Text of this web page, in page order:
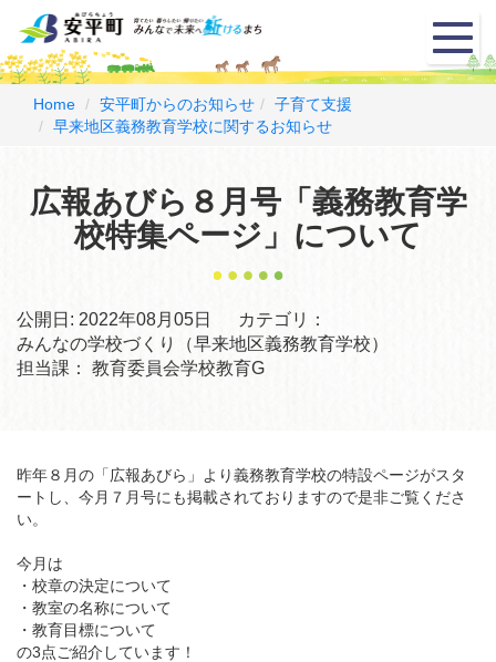
メ
ニ
ュ
Home 安平町からのお知らせ
子育て支援
早来地区義務教育学校に関するお知らせ
広報あびら８月号「義務教育学
校特集ページ」について
公開日: 2022年08月05日
カテゴリ：
みんなの学校づくり（早来地区義務教育学校）
担当課：
教育委員会学校教育G
昨年８月の「広報あびら」より義務教育学校の特設ページがスタ
ートし、今月７月号にも掲載されておりますので是非ご覧くださ
い。
今月は
・校章の決定について
・教室の名称について
・教育目標について
の3点ご紹介しています！